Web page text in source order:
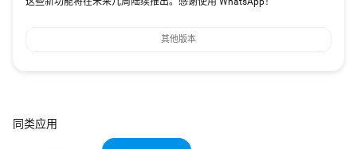
如果你有任何反馈或疑问，请前往 WhatsApp >“设置”>“帮助”>“联系我们”。
服务条款：https://www.whatsapp.com/legal/terms-of-service
其他版本
同类应用